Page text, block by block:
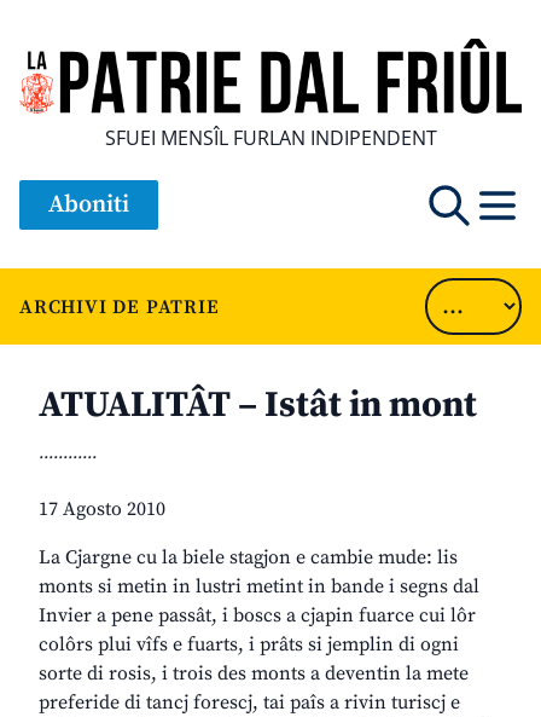
SFUEI MENSÎL FURLAN INDIPENDENT
Aboniti
ARCHIVI DE PATRIE
ATUALITÂT – Istât in mont
............
17 Agosto 2010
La Cjargne cu la biele stagjon e cambie mude: lis
monts si metin in lustri metint in bande i segns dal
Invier a pene passât, i boscs a cjapin fuarce cui lôr
colôrs plui vîfs e fuarts, i prâts si jemplin di ogni
sorte di rosis, i trois des monts a deventin la mete
preferide di tancj forescj, tai paîs a rivin turiscj e